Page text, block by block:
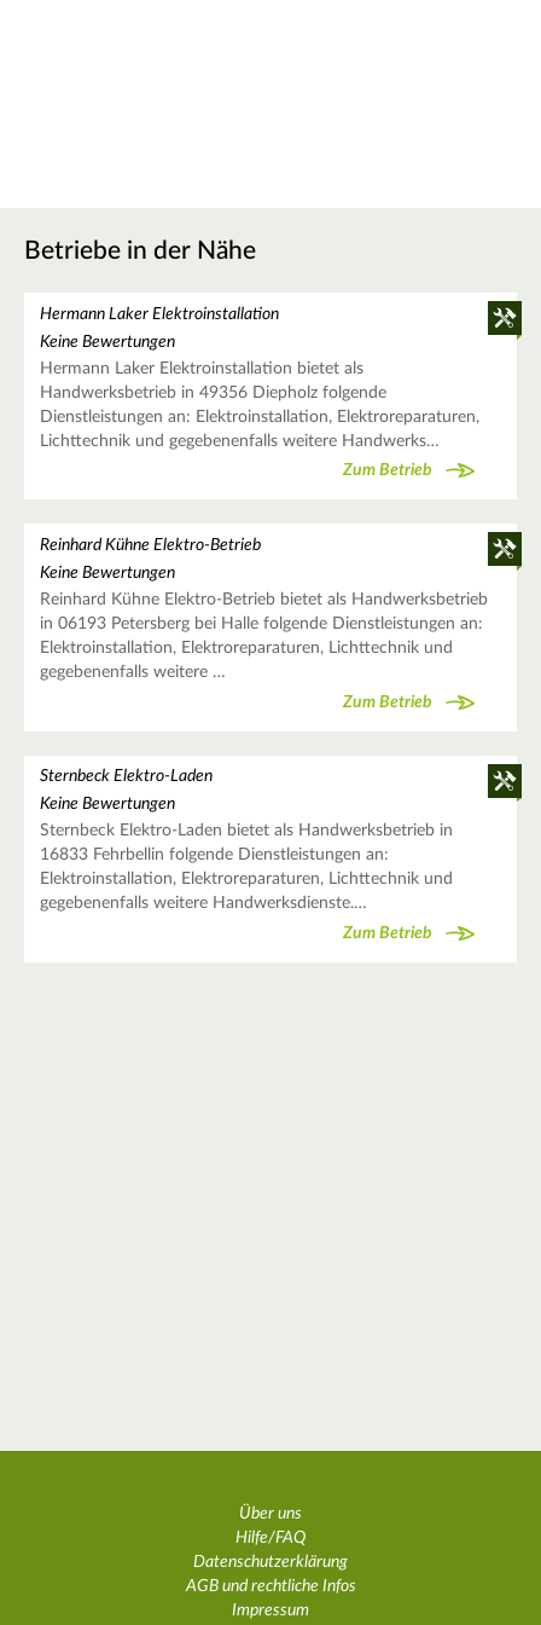
Betriebe in der Nähe
Hermann Laker Elektroinstallation
Keine Bewertungen
Hermann Laker Elektroinstallation bietet als
Handwerksbetrieb in 49356 Diepholz folgende
Dienstleistungen an: Elektroinstallation, Elektroreparaturen,
Lichttechnik und gegebenenfalls weitere Handwerks…
Zum Betrieb
Reinhard Kühne Elektro-Betrieb
Keine Bewertungen
Reinhard Kühne Elektro-Betrieb bietet als Handwerksbetrieb
in 06193 Petersberg bei Halle folgende Dienstleistungen an:
Elektroinstallation, Elektroreparaturen, Lichttechnik und
gegebenenfalls weitere …
Zum Betrieb
Sternbeck Elektro-Laden
Keine Bewertungen
Sternbeck Elektro-Laden bietet als Handwerksbetrieb in
16833 Fehrbellin folgende Dienstleistungen an:
Elektroinstallation, Elektroreparaturen, Lichttechnik und
gegebenenfalls weitere Handwerksdienste.…
Zum Betrieb
Über uns
Hilfe/FAQ
Datenschutzerklärung
AGB und rechtliche Infos
Impressum